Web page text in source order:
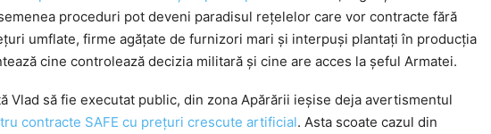
proceduri pot deveni paradisul rețelelor care vor contracte fără
umflate, firme agățate de furnizori mari și interpuși plantați în producția
cine controlează decizia militară și cine are acces la șeful Armatei.
Vlad să fie executat public, din zona Apărării ieșise deja avertismentul
contracte SAFE cu prețuri crescute artificial. Asta scoate cazul din